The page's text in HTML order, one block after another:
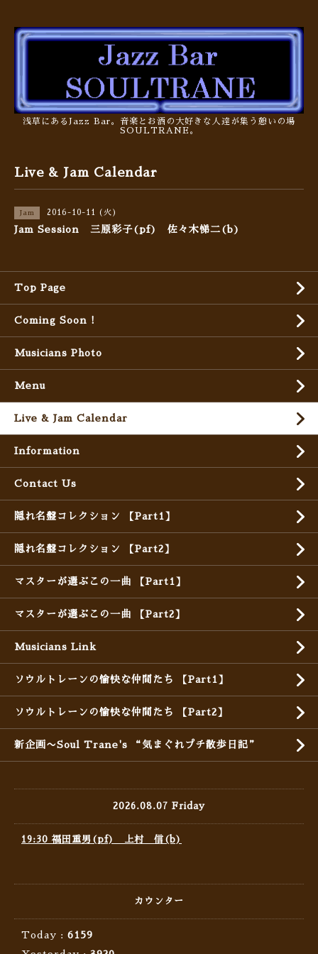
浅草にあるJazz Bar。音楽とお酒の大好きな人達が集う憩いの場
SOULTRANE。
Live & Jam Calendar
Jam 2016-10-11 (火)
Jam Session 三原彩子(pf) 佐々木悌二(b)
Top Page
Coming Soon !
Musicians Photo
Menu
Live & Jam Calendar
Information
Contact Us
隠れ名盤コレクション 【Part1】
隠れ名盤コレクション 【Part2】
マスターが選ぶこの一曲 【Part1】
マスターが選ぶこの一曲 【Part2】
Musicians Link
ソウルトレーンの愉快な仲間たち 【Part1】
ソウルトレーンの愉快な仲間たち 【Part2】
新企画〜Soul Trane's “気まぐれプチ散歩日記”
2026.08.07 Friday
19:30 福田重男(pf) 上村 信(b)
カウンター
Today : 6159